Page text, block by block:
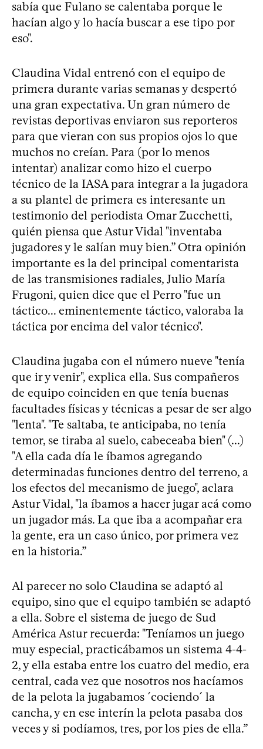
sabía que Fulano se calentaba porque le
hacían algo y lo hacía buscar a ese tipo por
eso".
Claudina Vidal entrenó con el equipo de
primera durante varias semanas y despertó
una gran expectativa. Un gran número de
revistas deportivas enviaron sus reporteros
para que vieran con sus propios ojos lo que
muchos no creían. Para (por lo menos
intentar) analizar como hizo el cuerpo
técnico de la IASA para integrar a la jugadora
a su plantel de primera es interesante un
testimonio del periodista Omar Zucchetti,
quién piensa que Astur Vidal "inventaba
jugadores y le salían muy bien.” Otra opinión
importante es la del principal comentarista
de las transmisiones radiales, Julio María
Frugoni, quien dice que el Perro "fue un
táctico... eminentemente táctico, valoraba la
táctica por encima del valor técnico".
Claudina jugaba con el número nueve "tenía
que ir y venir", explica ella. Sus compañeros
de equipo coinciden en que tenía buenas
facultades físicas y técnicas a pesar de ser algo
"lenta". "Te saltaba, te anticipaba, no tenía
temor, se tiraba al suelo, cabeceaba bien" (...)
"A ella cada día le íbamos agregando
determinadas funciones dentro del terreno, a
los efectos del mecanismo de juego", aclara
Astur Vidal, "la íbamos a hacer jugar acá como
un jugador más. La que iba a acompañar era
la gente, era un caso único, por primera vez
en la historia.”
Al parecer no solo Claudina se adaptó al
equipo, sino que el equipo también se adaptó
a ella. Sobre el sistema de juego de Sud
América Astur recuerda: "Teníamos un juego
muy especial, practicábamos un sistema 4-4-
2, y ella estaba entre los cuatro del medio, era
central, cada vez que nosotros nos hacíamos
de la pelota la jugabamos ´cociendo´ la
cancha, y en ese interín la pelota pasaba dos
veces y si podíamos, tres, por los pies de ella.”